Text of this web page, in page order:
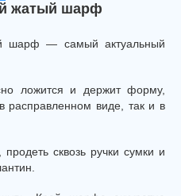
жатый шарф
шарф — самый актуальный
ложится и держит форму,
расправленном виде, так и в
сквозь ручки сумки и